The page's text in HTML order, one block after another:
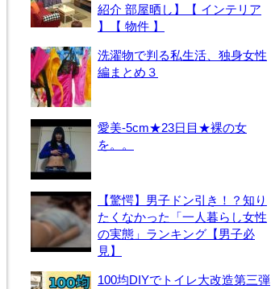
紹介 部屋晒し】【 インテリア
】【 物件 】
洗濯物で判る私生活、独身女性
編まとめ３
愛美-5cm★23日目★裸の女
を。。
【驚愕】男子ドン引き！？知り
たくなかった「一人暮らし女性
の実態」ランキング【男子必
見】
100均DIYでトイレ大改造第三弾